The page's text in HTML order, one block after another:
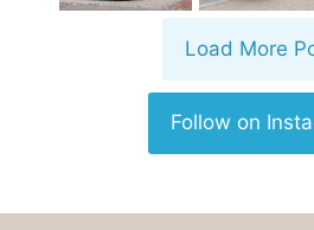
Load More
Follow on